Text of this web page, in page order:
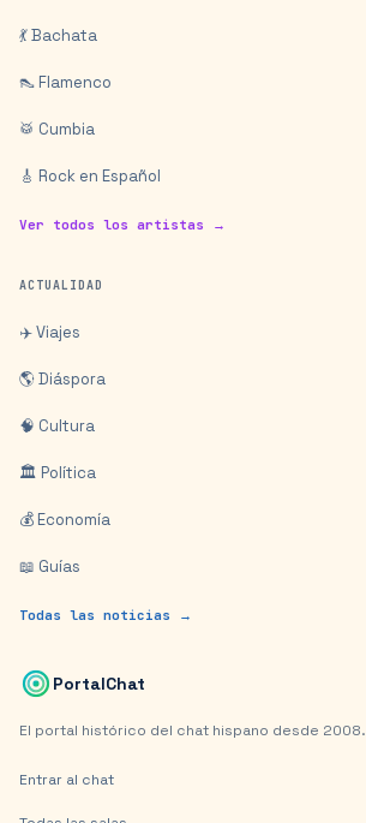
💃 Bachata
👠 Flamenco
🥁 Cumbia
🎸 Rock en Español
Ver todos los artistas →
ACTUALIDAD
✈️ Viajes
🌎 Diáspora
🧠 Cultura
🏛️ Política
💰 Economía
📖 Guías
Todas las noticias →
PortalChat
El portal histórico del chat hispano desde 2008.
Entrar al chat